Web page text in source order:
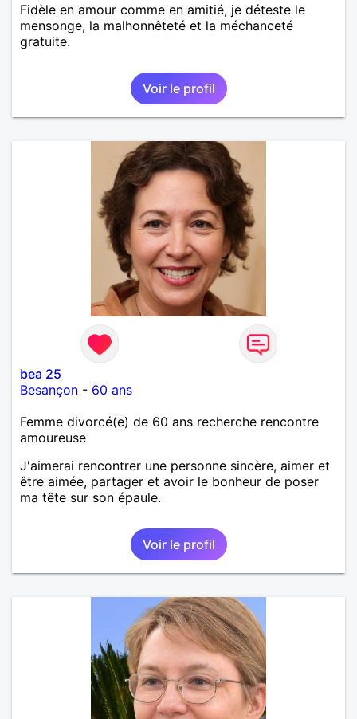
Fidèle en amour comme en amitié, je déteste le
mensonge, la malhonnêteté et la méchanceté
gratuite.
Voir le profil
bea 25
Besançon - 60 ans
Femme divorcé(e) de 60 ans recherche rencontre
amoureuse
J'aimerai rencontrer une personne sincère, aimer et
être aimée, partager et avoir le bonheur de poser
ma tête sur son épaule.
Voir le profil